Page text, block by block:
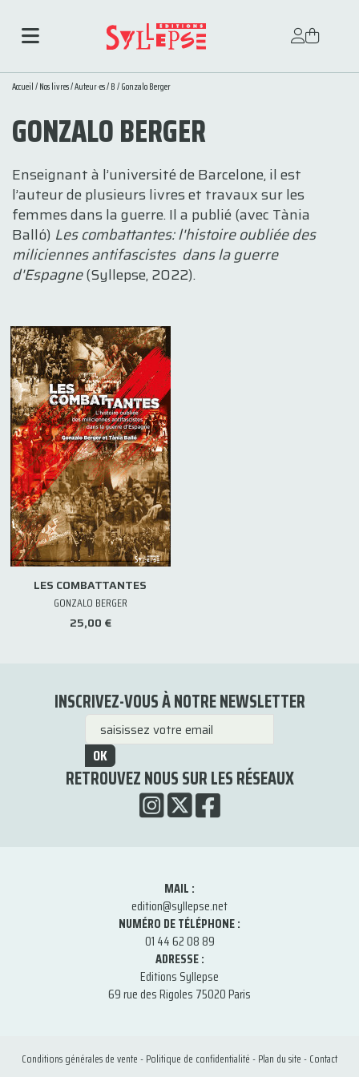
Accueil/Nos livres/Auteur·es/B/ Gonzalo Berger
GONZALO BERGER
Enseignant à l’université de Barcelone, il est
l’auteur de plusieurs livres et travaux sur les
femmes dans la guerre. Il a publié (avec Tània
Balló) Les combattantes: l'histoire oubliée des
miliciennes antifascistes dans la guerre
d'Espagne(Syllepse, 2022).
LES COMBATTANTES
GONZALO BERGER
25,00 €
INSCRIVEZ-VOUS À NOTRE NEWSLETTER
OK
RETROUVEZ NOUS SUR LES RÉSEAUX
MAIL :
edition@syllepse.net
NUMÉRO DE TÉLÉPHONE :
01 44 62 08 89
ADRESSE :
Editions Syllepse
69 rue des Rigoles 75020 Paris
Conditions générales de vente-Politique de confidentialité-Plan du site-Contact